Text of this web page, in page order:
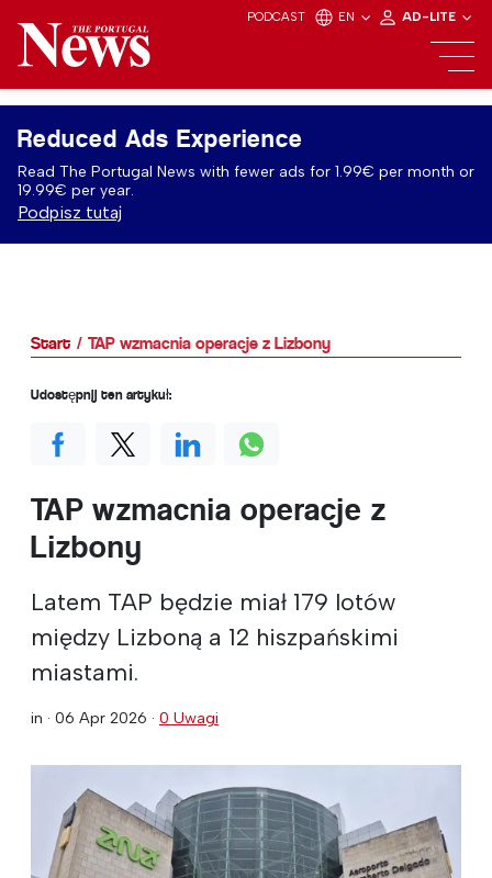
PODCAST EN AD-LITE
Reduced Ads Experience
Read The Portugal News with fewer ads for 1.99€ per month or
19.99€ per year.
Podpisz tutaj
Start TAP wzmacnia operacje z Lizbony
TAP wzmacnia operacje z
Lizbony
Latem TAP będzie miał 179 lotów
między Lizboną a 12 hiszpańskimi
miastami.
in · 06 Apr 2026 · 0 Uwagi
Udostępnij ten artykuł: